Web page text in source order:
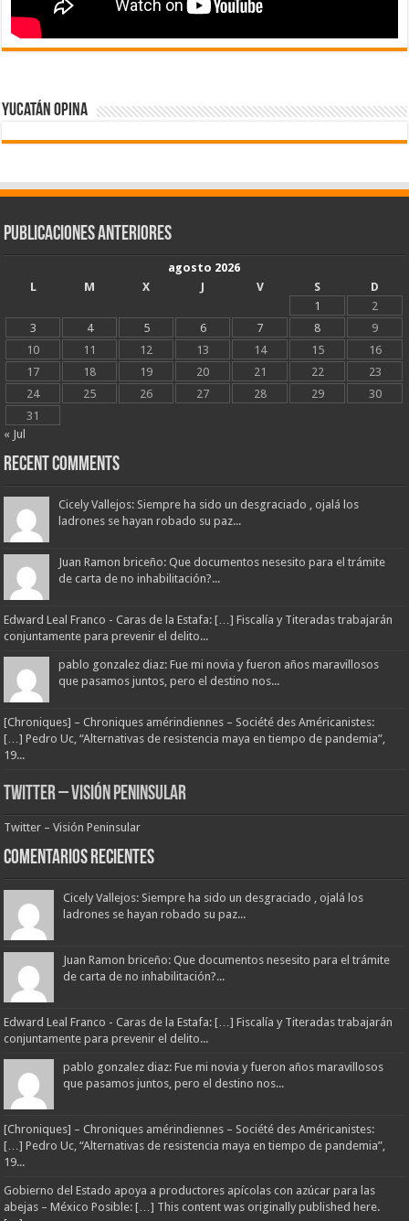
Yucatán Opina
Publicaciones Anteriores
agosto 2026
L
M X J V S
D
1
2
3
4 5 6 7 8
9
10
11 12 13 14 15
16
17
18 19 20 21 22
23
24
25 26 27 28 29
30
31
« Jul
Recent Comments
Cicely Vallejos: Siempre ha sido un desgraciado , ojalá los
ladrones se hayan robado su paz...
Juan Ramon briceño: Que documentos nesesito para el trámite
de carta de no inhabilitación?...
Edward Leal Franco - Caras de la Estafa: […] Fiscalía y Titeradas trabajarán
conjuntamente para prevenir el delito...
pablo gonzalez diaz: Fue mi novia y fueron años maravillosos
que pasamos juntos, pero el destino nos...
[Chroniques] – Chroniques amérindiennes – Société des Américanistes:
[…] Pedro Uc, “Alternativas de resistencia maya en tiempo de pandemia”,
19...
Twitter – Visión Peninsular
Twitter – Visión Peninsular
Comentarios Recientes
Cicely Vallejos: Siempre ha sido un desgraciado , ojalá los
ladrones se hayan robado su paz...
Juan Ramon briceño: Que documentos nesesito para el trámite
de carta de no inhabilitación?...
Edward Leal Franco - Caras de la Estafa: […] Fiscalía y Titeradas trabajarán
conjuntamente para prevenir el delito...
pablo gonzalez diaz: Fue mi novia y fueron años maravillosos
que pasamos juntos, pero el destino nos...
[Chroniques] – Chroniques amérindiennes – Société des Américanistes:
[…] Pedro Uc, “Alternativas de resistencia maya en tiempo de pandemia”,
19...
Gobierno del Estado apoya a productores apícolas con azúcar para las
abejas – México Posible: […] This content was originally published here.